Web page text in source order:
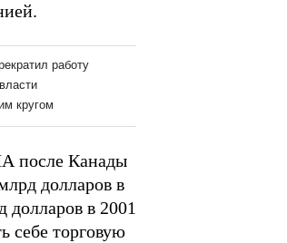
после Канады
долларов в
долларов в 2001
себе торговую